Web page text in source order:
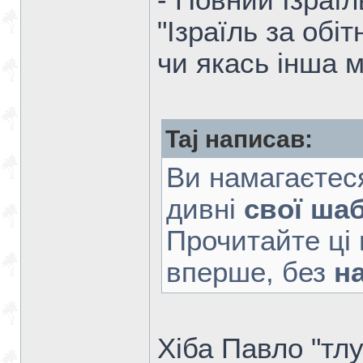
"Ізраїль за
чи якась інша
Taj написав:
Ви
дивні свої
Прочитайте
вперше, без
Хіба Павло